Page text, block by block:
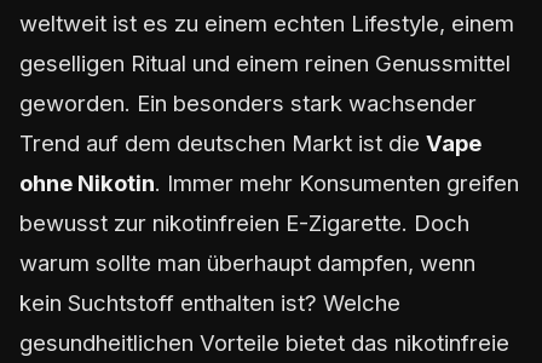
weltweit ist es zu einem echten Lifestyle, einem
geselligen Ritual und einem reinen Genussmittel
geworden. Ein besonders stark wachsender
Trend auf dem deutschen Markt ist die Vape
ohne Nikotin. Immer mehr Konsumenten greifen
bewusst zur nikotinfreien E-Zigarette. Doch
warum sollte man überhaupt dampfen, wenn
kein Suchtstoff enthalten ist? Welche
gesundheitlichen Vorteile bietet das nikotinfreie